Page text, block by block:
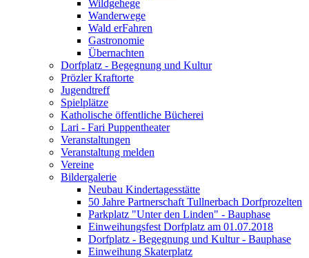
Wildgehege
Wanderwege
Wald erFahren
Gastronomie
Übernachten
Dorfplatz - Begegnung und Kultur
Prözler Kraftorte
Jugendtreff
Spielplätze
Katholische öffentliche Bücherei
Lari - Fari Puppentheater
Veranstaltungen
Veranstaltung melden
Vereine
Bildergalerie
Neubau Kindertagesstätte
50 Jahre Partnerschaft Tullnerbach Dorfprozelten
Parkplatz "Unter den Linden" - Bauphase
Einweihungsfest Dorfplatz am 01.07.2018
Dorfplatz - Begegnung und Kultur - Bauphase
Einweihung Skaterplatz